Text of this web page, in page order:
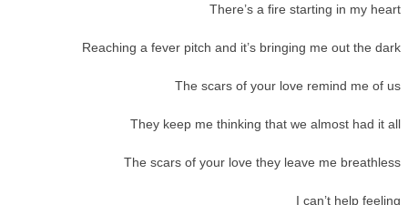
There’s a fire starting in my heart
Reaching a fever pitch and it’s bringing me out the dark
The scars of your love remind me of us
They keep me thinking that we almost had it all
The scars of your love they leave me breathless
I can’t help feeling